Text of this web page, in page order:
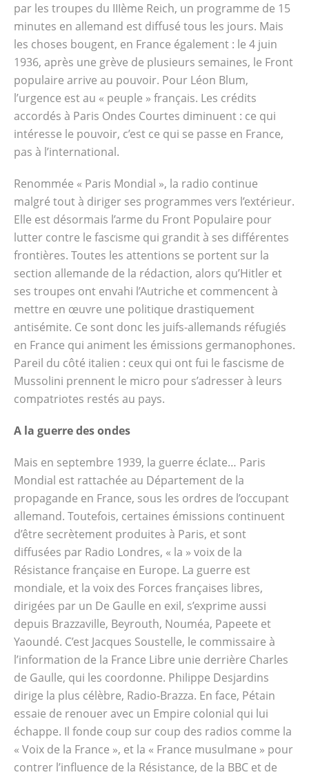
par les troupes du IIIème Reich, un programme de 15
minutes en allemand est diffusé tous les jours. Mais
les choses bougent, en France également : le 4 juin
1936, après une grève de plusieurs semaines, le Front
populaire arrive au pouvoir. Pour Léon Blum,
l’urgence est au « peuple » français. Les crédits
accordés à Paris Ondes Courtes diminuent : ce qui
intéresse le pouvoir, c’est ce qui se passe en France,
pas à l’international.
Renommée « Paris Mondial », la radio continue
malgré tout à diriger ses programmes vers l’extérieur.
Elle est désormais l’arme du Front Populaire pour
lutter contre le fascisme qui grandit à ses différentes
frontières. Toutes les attentions se portent sur la
section allemande de la rédaction, alors qu’Hitler et
ses troupes ont envahi l’Autriche et commencent à
mettre en œuvre une politique drastiquement
antisémite. Ce sont donc les juifs-allemands réfugiés
en France qui animent les émissions germanophones.
Pareil du côté italien : ceux qui ont fui le fascisme de
Mussolini prennent le micro pour s’adresser à leurs
compatriotes restés au pays.
A la guerre des ondes
Mais en septembre 1939, la guerre éclate… Paris
Mondial est rattachée au Département de la
propagande en France, sous les ordres de l’occupant
allemand. Toutefois, certaines émissions continuent
d’être secrètement produites à Paris, et sont
diffusées par Radio Londres, « la » voix de la
Résistance française en Europe. La guerre est
mondiale, et la voix des Forces françaises libres,
dirigées par un De Gaulle en exil, s’exprime aussi
depuis Brazzaville, Beyrouth, Nouméa, Papeete et
Yaoundé. C’est Jacques Soustelle, le commissaire à
l’information de la France Libre unie derrière Charles
de Gaulle, qui les coordonne. Philippe Desjardins
dirige la plus célèbre, Radio-Brazza. En face, Pétain
essaie de renouer avec un Empire colonial qui lui
échappe. Il fonde coup sur coup des radios comme la
« Voix de la France », et la « France musulmane » pour
contrer l’influence de la Résistance, de la BBC et de